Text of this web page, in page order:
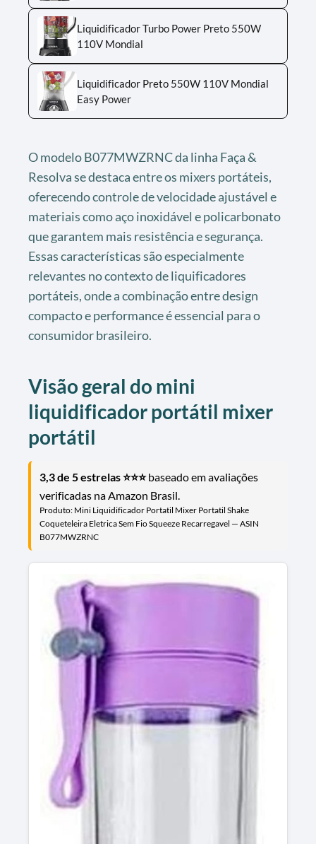
Liquidificador Turbo Power Preto 550W
110V Mondial
Liquidificador Preto 550W 110V Mondial
Easy Power
O modelo B077MWZRNC da linha Faça &
Resolva se destaca entre os mixers portáteis,
oferecendo controle de velocidade ajustável e
materiais como aço inoxidável e policarbonato
que garantem mais resistência e segurança.
Essas características são especialmente
relevantes no contexto de liquificadores
portáteis, onde a combinação entre design
compacto e performance é essencial para o
consumidor brasileiro.
Visão geral do mini
liquidificador portátil mixer
portátil
3,3 de 5 estrelas ⭐⭐⭐baseado em avaliações
verificadas na Amazon Brasil.
Produto: Mini Liquidificador Portatil Mixer Portatil Shake
Coqueteleira Eletrica Sem Fio Squeeze Recarregavel — ASIN
B077MWZRNC